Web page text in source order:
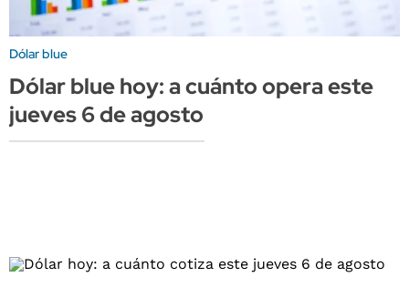
Dólar blue
Dólar blue hoy: a cuánto opera este
jueves 6 de agosto